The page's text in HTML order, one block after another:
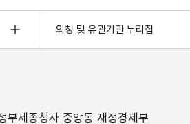
외청 및 유관기관 누리집
세종청사 중앙동 재정경제부